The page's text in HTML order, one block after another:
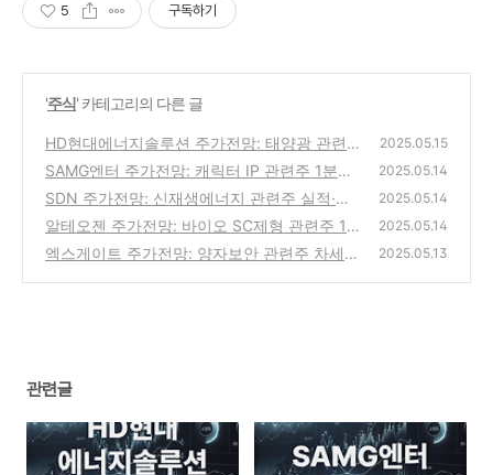
5 구독하기
'주식' 카테고리의 다른 글
HD현대에너지솔루션 주가전망: 태양광 관련
주, 재생에너지 정책·실적 개선 모멘텀 분석 (2
025년 5월)
(4)
2025.05.15
SAMG엔터 주가전망: 캐릭터 IP 관련주 1분기
실적 서프라이즈 분석 (2025년 5월)
(2)
2025.05.14
SDN 주가전망: 신재생에너지 관련주 실적·수
급·정책 이슈 분석 (2025년 5월)
(0)
2025.05.14
알테오젠 주가전망: 바이오 SC제형 관련주 1
분기 실적·키트루다SC 이슈 분석 (2025년 5
2025.05.14
엑스게이트 주가전망: 양자보안 관련주 차세대
2025.05.13
관련글